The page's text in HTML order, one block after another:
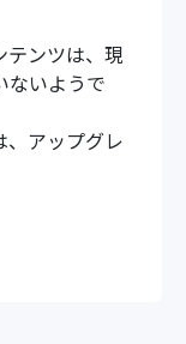
テンツは、現
ないようで
、アップグレ